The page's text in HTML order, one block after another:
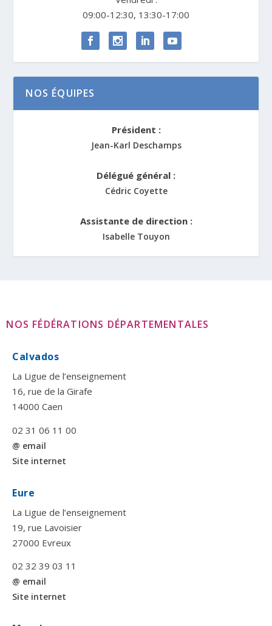
09:00-12:30, 13:30-17:00
NOS ÉQUIPES
Président :
Jean-Karl Deschamps
Délégué général :
Cédric Coyette
Assistante de direction :
Isabelle Touyon
NOS FÉDÉRATIONS DÉPARTEMENTALES
Calvados
La Ligue de l’enseignement
16, rue de la Girafe
14000 Caen
02 31 06 11 00
@ email
Site internet
Eure
La Ligue de l’enseignement
19, rue Lavoisier
27000 Evreux
02 32 39 03 11
@ email
Site internet